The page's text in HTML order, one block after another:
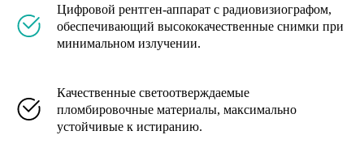
Цифровой рентген-аппарат с радиовизиографом,
обеспечивающий высококачественные снимки при
минимальном излучении.
Качественные светоотверждаемые
пломбировочные материалы, максимально
устойчивые к истиранию.